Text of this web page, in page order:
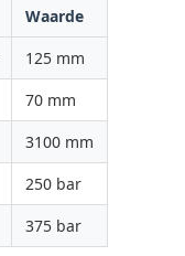
Waarde
125 mm
70 mm
3100 mm
250 bar
375 bar